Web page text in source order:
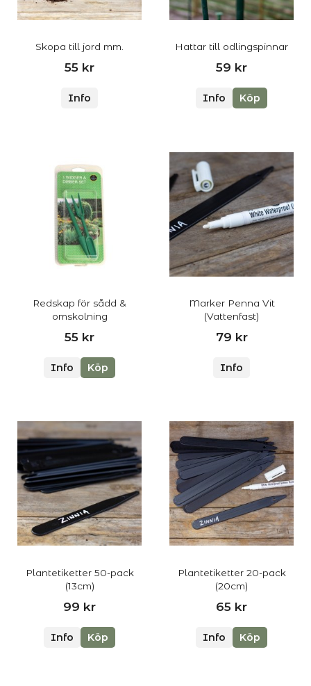
Skopa till jord mm.
55 kr
Info
Hattar till odlingspinnar
59 kr
Info Köp
Redskap för sådd &
omskolning
55 kr
Info Köp
Marker Penna Vit
(Vattenfast)
79 kr
Info
Plantetiketter 50-pack
(13cm)
99 kr
Info Köp
Plantetiketter 20-pack
(20cm)
65 kr
Info Köp